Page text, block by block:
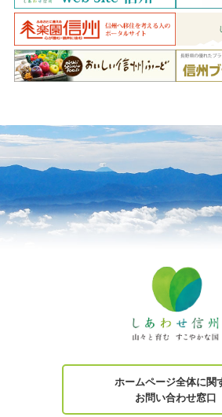
ホームページ全体に関
お問い合わせ窓口